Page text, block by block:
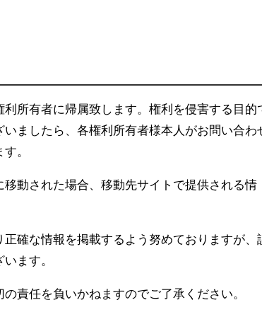
所有者に帰属致します。権利を侵害する目的
ましたら、各権利所有者様本人がお問い合わ
。
動された場合、移動先サイトで提供される情
確な情報を掲載するよう努めておりますが、
ます。
責任を負いかねますのでご了承ください。